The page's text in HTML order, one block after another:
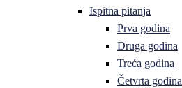
Ispitna pitanja
Prva godina
Druga godina
Treća godina
Četvrta godina